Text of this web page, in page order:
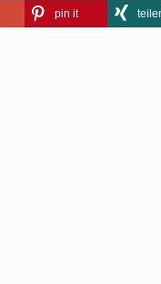
pin it